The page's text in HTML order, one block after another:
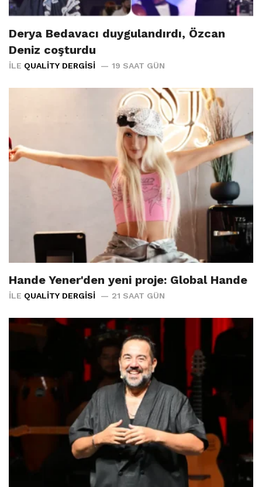
Derya Bedavacı duygulandırdı, Özcan
Deniz coşturdu
İLE QUALITY DERGISI 19 SAAT GÜN
Hande Yener'den yeni proje: Global Hande
İLE QUALITY DERGISI 21 SAAT GÜN